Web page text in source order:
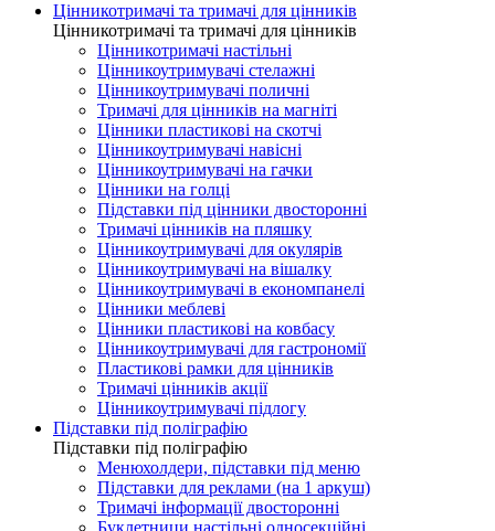
Цінникотримачі та тримачі для цінників
Цінникотримачі та тримачі для цінників
Цінникотримачі настільні
Цінникоутримувачі стелажні
Цінникоутримувачі поличні
Тримачі для цінників на магніті
Цінники пластикові на скотчі
Цінникоутримувачі навісні
Цінникоутримувачі на гачки
Цінники на голці
Підставки під цінники двосторонні
Тримачі цінників на пляшку
Цінникоутримувачі для окулярів
Цінникоутримувачі на вішалку
Цінникоутримувачі в економпанелі
Цінники меблеві
Цінники пластикові на ковбасу
Цінникоутримувачі для гастрономії
Пластикові рамки для цінників
Тримачі цінників акції
Цінникоутримувачі підлогу
Підставки під поліграфію
Підставки під поліграфію
Менюхолдери, підставки під меню
Підставки для реклами (на 1 аркуш)
Тримачі інформації двосторонні
Буклетници настільні односекційні